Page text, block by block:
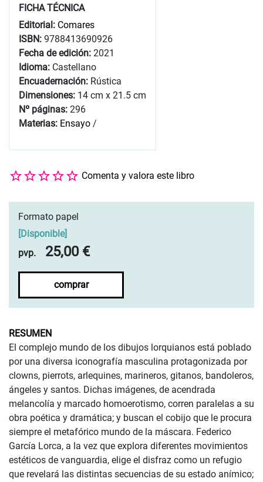
FICHA TÉCNICA
Editorial: Comares
ISBN: 9788413690926
Fecha de edición: 2021
Idioma: Castellano
Encuadernación: Rústica
Dimensiones: 14 cm x 21.5 cm
Nº páginas: 296
Materias: Ensayo /
Comenta y valora este libro
Formato papel
Disponible]
pvp.
25,00 €
comprar
RESUMEN
El complejo mundo de los dibujos lorquianos está poblado
por una diversa iconografía masculina protagonizada por
clowns, pierrots, arlequines, marineros, gitanos, bandoleros,
ángeles y santos. Dichas imágenes, de acendrada
melancolía y marcado homoerotismo, corren paralelas a su
obra poética y dramática; y buscan el cobijo que le procura
siempre el metafórico mundo de la máscara. Federico
García Lorca, a la vez que explora diferentes movimientos
estéticos de vanguardia, elige el disfraz como un refugio
que revelará las distintas secuencias de su estado anímico;